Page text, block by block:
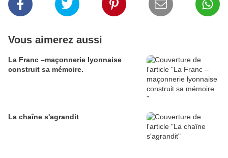
Vous aimerez aussi
La Franc –maçonnerie lyonnaise
construit sa mémoire.
La chaîne s'agrandit